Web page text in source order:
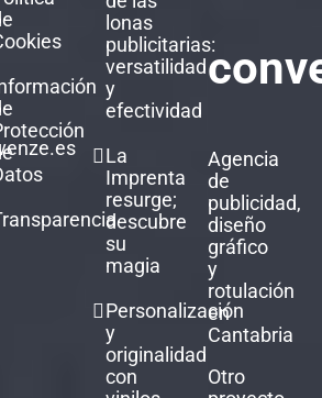
lonas
publicitarias:
versatilidad
y
efectividad
La
Imprenta
resurge;
descubre
su
magia
Personalización
y
originalidad
con
Agencia
de
publicidad,
diseño
gráfico
y
rotulación
en
Cantabria
Otro